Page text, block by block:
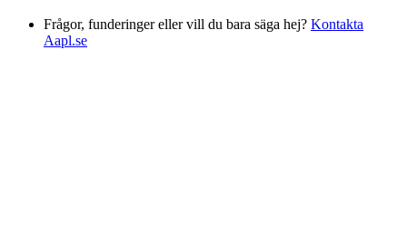
Frågor, funderinger eller vill du bara säga hej? Kontakta
Aapl.se